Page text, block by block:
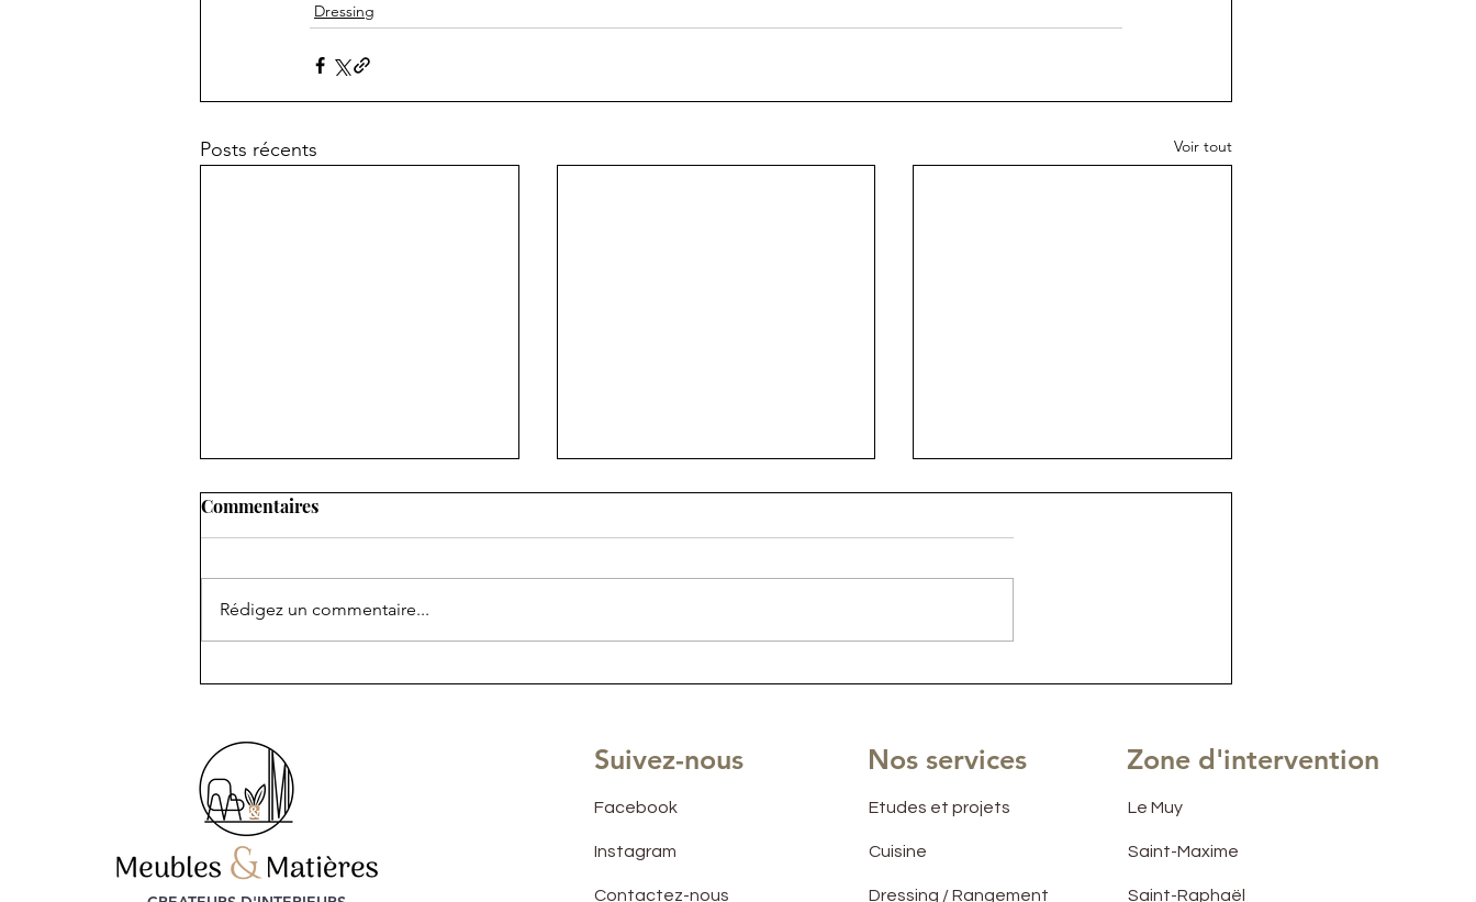
Dressing
Posts récents Voir tout
Une VILLA CANNOISE
Agencement complet d'un
Agencement sur mesure
Commentaires
Rédigez un commentaire...
Suivez-nous
Facebook
Instagram
Contactez-nous
Nos services
Etudes et projets
Cuisine
Dressing / Rangement
Zone d'intervention
Le Muy
Saint-Maxime
Saint-Raphaël